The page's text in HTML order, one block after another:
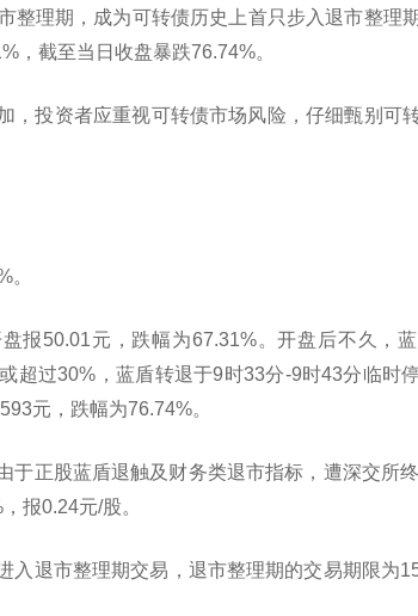
整理期，成为可转债历史上首只步入退市整理
，截至当日收盘暴跌76.74%。
，投资者应重视可转债市场风险，仔细甄别可
。
报50.01元，跌幅为67.31%。开盘后不久，
超过30%，蓝盾转退于9时33分-9时43分临时
元，跌幅为76.74%。
于正股蓝盾退触及财务类退市指标，遭深交所
报0.24元/股。
入退市整理期交易，退市整理期的交易期限为